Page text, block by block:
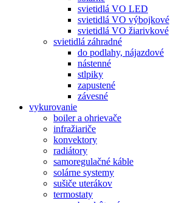
svietidlá VO LED
svietidlá VO výbojkové
svietidlá VO žiarivkové
svietidlá záhradné
do podlahy, nájazdové
nástenné
stlpiky
zapustené
závesné
vykurovanie
boiler a ohrievače
infražiariče
konvektory
radiátory
samoregulačné káble
solárne systemy
sušiče uterákov
termostaty